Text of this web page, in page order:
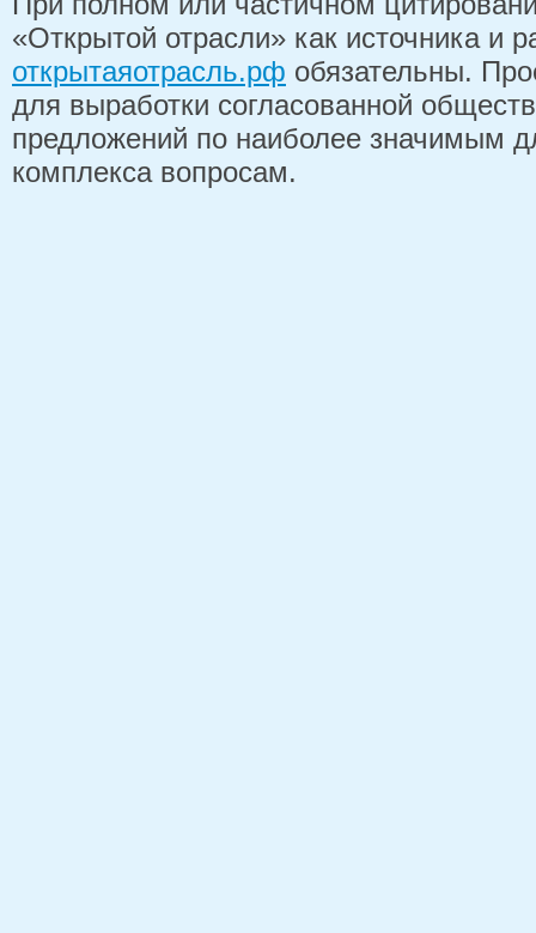
«Открытой отрасли» как источника и
открытаяотрасль.рф обязательны.
для выработки согласованной
предложений по наиболее значимым
комплекса вопросам.